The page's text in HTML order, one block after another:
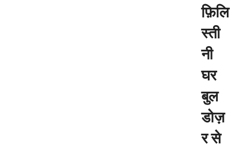
फ़िलि
स्ती
नी
घर
बुल
डोज़
र से